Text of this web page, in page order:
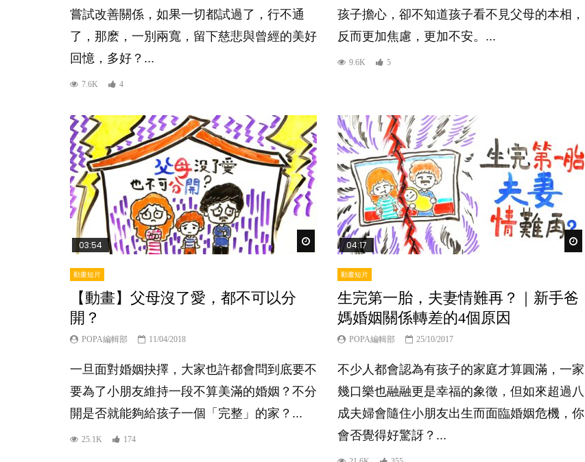
嘗試改善關係，如果一切都試過了，行不通
了，那麽，一別兩寬，留下慈悲與曾經的美好
回憶，多好？...
7.6K 4
孩子擔心，卻不知道孩子看不見父母的本相，
反而更加焦慮，更加不安。...
9.6K 5
Watch Later
03:54
動畫短片
【動畫】父母沒了愛，都不可以分
開？
POPA編輯部 11/04/2018
一旦面對婚姻抉擇，大家也許都會問到底要不
要為了小朋友維持一段不算美滿的婚姻？不分
開是否就能夠給孩子一個「完整」的家？...
25.1K 174
04:17
動畫短片
生完第一胎，夫妻情難再？｜新手爸
媽婚姻關係轉差的4個原因
POPA編輯部 25/10/2017
不少人都會認為有孩子的家庭才算圓滿，一家
幾口樂也融融更是幸福的象徵，但如來超過八
成夫婦會隨住小朋友出生而面臨婚姻危機，你
會否覺得好驚訝？...